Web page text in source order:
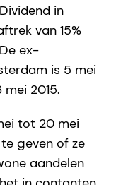
in
van 15%
ex-
is 5 mei
2015.
tot 20 mei
geven of ze
aandelen